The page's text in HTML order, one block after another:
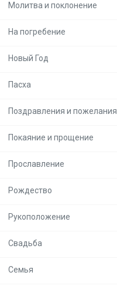
Молитва и поклонение
На погребение
Новый Год
Пасха
Поздравления и пожелания
Покаяние и прощение
Прославление
Рождество
Рукоположение
Свадьба
Семья